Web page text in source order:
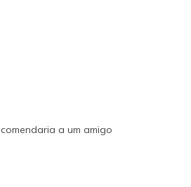
a um amigo